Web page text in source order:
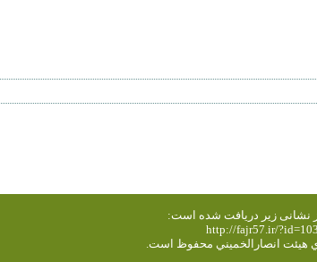
نشانی زیر دریافت شده است:
http://fajr57.ir/
هیئت انصارالخميني محفوظ است.